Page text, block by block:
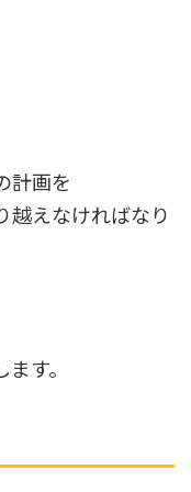
計画を
越えなければなり
す。